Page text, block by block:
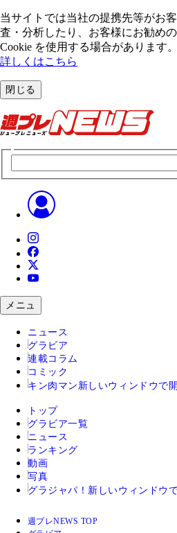
当サイトでは当社の提携先等がお
査・分析したり、お客様にお勧め
Cookie を使⽤する場合があります。
詳しくはこちら
閉じる
メニュ
ニュース
グラビア
連載コラム
コミック
キン肉マン 新しいウィンドウで開
トップ
グラビア一覧
ニュース
ランキング
動画
写真
グラジャパ！ 新しいウィンドウ
週プレNEWS TOP